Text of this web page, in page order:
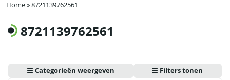
Home»8721139762561
8721139762561
Categorieën weergeven
Filters tonen